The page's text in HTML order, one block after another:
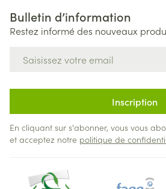
Bulletin d’information
Restez informé des nouveaux
Inscription
En cliquant sur s'abonner, vous vous
et acceptez notre politique de